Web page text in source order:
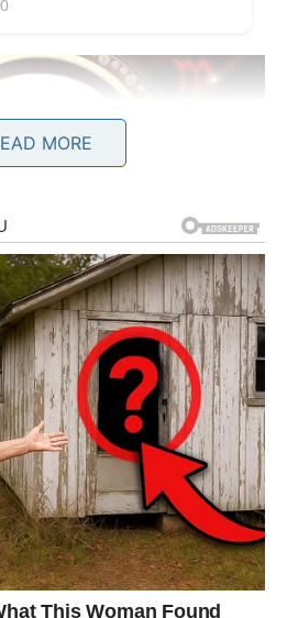
vam sve ide od
kakvu dugo nije
pa čak i godinama imali
vetrenjača, da sve morate sami
– ovaj mesec briše taj
dobija tok. Sve što
MORE